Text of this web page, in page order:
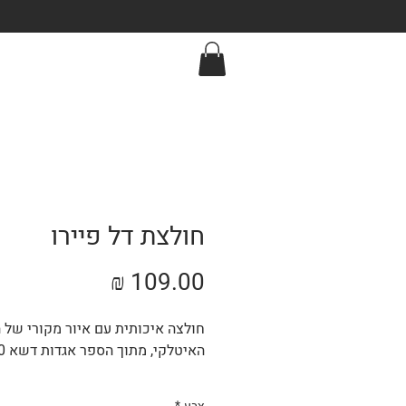
חולצת דל פיירו
חולצה איכותית עם איור מקורי של
האיטלקי, מתוך הספר אגדות דשא 2.0.